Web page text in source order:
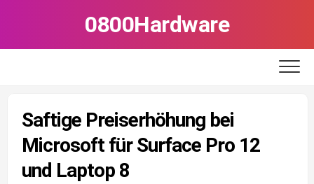
0800Hardware
Saftige Preiserhöhung bei
Microsoft für Surface Pro 12
und Laptop 8